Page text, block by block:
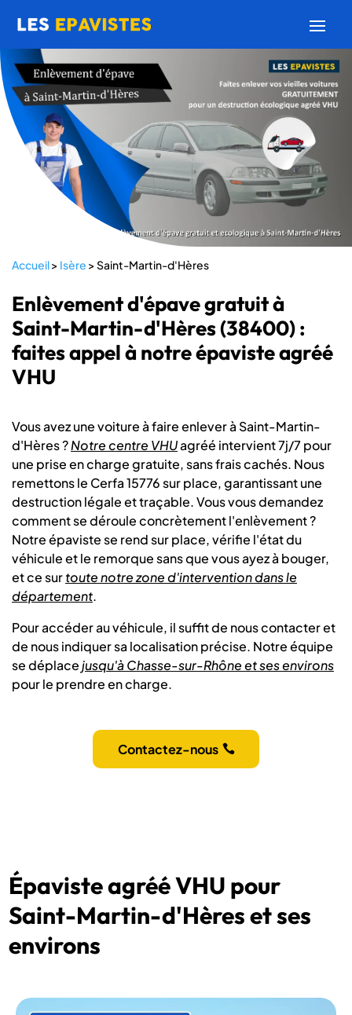
Accueil> Isère >Saint-Martin-d'Hères
Enlèvement d'épave gratuit à
Saint-Martin-d'Hères (38400) :
faites appel à notre épaviste agréé
VHU
Vous avez une voiture à faire enlever à Saint-Martin-
d'Hères ?Notre centre VHUagréé intervient 7j/7 pour
une prise en charge gratuite, sans frais cachés. Nous
remettons le Cerfa 15776 sur place, garantissant une
destruction légale et traçable. Vous vous demandez
comment se déroule concrètement l'enlèvement ?
Notre épaviste se rend sur place, vérifie l'état du
véhicule et le remorque sans que vous ayez à bouger,
et ce surtoute notre zone d'intervention dans le
département.
Pour accéder au véhicule, il suffit de nous contacter et
de nous indiquer sa localisation précise. Notre équipe
se déplacejusqu'à Chasse-sur-Rhône et ses environs
pour le prendre en charge.
Contactez-nous
Épaviste agréé VHU pour
Saint-Martin-d'Hères et ses
environs